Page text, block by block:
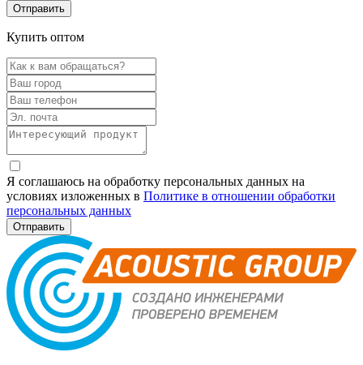
Купить оптом
Я соглашаюсь на обработку персональных данных на
условиях изложенных в Политике в отношении обработки
персональных данных